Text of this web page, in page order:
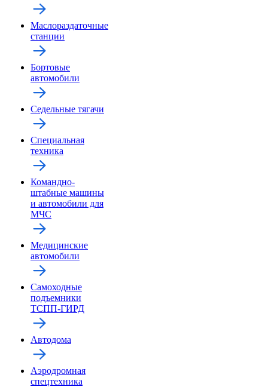
Маслораздаточные
станции
Бортовые
автомобили
Седельные тягачи
Специальная
техника
Командно-
штабные машины
и автомобили для
МЧС
Медицинские
автомобили
Самоходные
подъемники
ТСПП-ГИРД
Автодома
Аэродромная
спецтехника